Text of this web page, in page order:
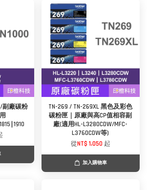
/副廠碳粉
TN-269 / TN-269XL 黑色及彩色
碳粉匣｜原廠與高CP值相容副
廠(適用HL-L3280CDW/MFC-
L3760CDW等)
從NT$ 1,050 起
加入購物車